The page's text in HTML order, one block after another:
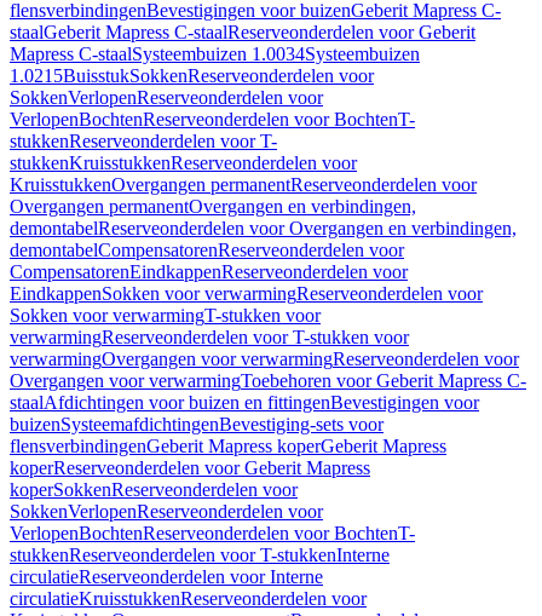
flensverbindingenBevestigingen voor buizenGeberit Mapress C-
staalGeberit Mapress C-staalReserveonderdelen voor Geberit
Mapress C-staalSysteembuizen 1.0034Systeembuizen
1.0215BuisstukSokkenReserveonderdelen voor
SokkenVerlopenReserveonderdelen voor
VerlopenBochtenReserveonderdelen voor BochtenT-
stukkenReserveonderdelen voor T-
stukkenKruisstukkenReserveonderdelen voor
KruisstukkenOvergangen permanentReserveonderdelen voor
Overgangen permanentOvergangen en verbindingen,
demontabelReserveonderdelen voor Overgangen en verbindingen,
demontabelCompensatorenReserveonderdelen voor
CompensatorenEindkappenReserveonderdelen voor
EindkappenSokken voor verwarmingReserveonderdelen voor
Sokken voor verwarmingT-stukken voor
verwarmingReserveonderdelen voor T-stukken voor
verwarmingOvergangen voor verwarmingReserveonderdelen voor
Overgangen voor verwarmingToebehoren voor Geberit Mapress C-
staalAfdichtingen voor buizen en fittingenBevestigingen voor
buizenSysteemafdichtingenBevestiging-sets voor
flensverbindingenGeberit Mapress koperGeberit Mapress
koperReserveonderdelen voor Geberit Mapress
koperSokkenReserveonderdelen voor
SokkenVerlopenReserveonderdelen voor
VerlopenBochtenReserveonderdelen voor BochtenT-
stukkenReserveonderdelen voor T-stukkenInterne
circulatieReserveonderdelen voor Interne
circulatieKruisstukkenReserveonderdelen voor